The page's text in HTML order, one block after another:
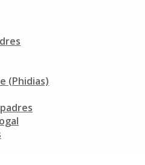
(Phidias)